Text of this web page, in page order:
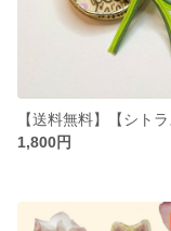
1,800円